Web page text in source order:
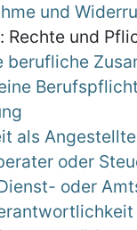
und
und
berufliche
als
oder
oder